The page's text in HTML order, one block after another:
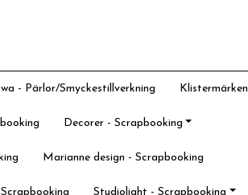
- Pärlor/Smyckestillverkning Klistermärken
Decorer - Scrapbooking
Marianne design - Scrapbooking
Studiolight - Scrapbooking